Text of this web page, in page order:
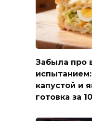
Забыла про
капустой и
готовка за